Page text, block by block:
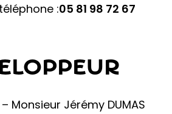
:05 81 98 72 67
– Monsieur Jérémy DUMAS